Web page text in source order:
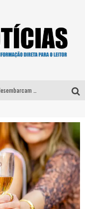
Selo Moda Music confirma Bel Costa no palco Talentos da Terra do Pedro Leopoldo Rodeio Show
Após sair da KondZilla, DJ Danny Albuquerque inicia nova fase